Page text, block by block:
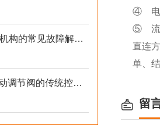
简述DKJ电动执行机构的常见故障解决方法
浅谈ZDLP-16C电动调节阀的传统控制方式
④
⑤
直连
单、
留